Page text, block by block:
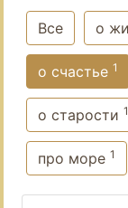
Все о
о счастье 1
о старости 1
про море 1